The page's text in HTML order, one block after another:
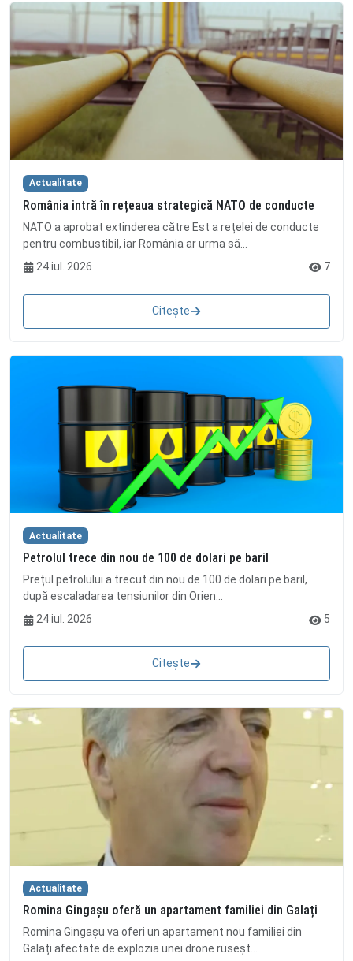
Actualitate
România intră în rețeaua strategică NATO de conducte
NATO a aprobat extinderea către Est a rețelei de conducte
pentru combustibil, iar România ar urma să...
24 iul. 2026
7
Citește
Actualitate
Petrolul trece din nou de 100 de dolari pe baril
Prețul petrolului a trecut din nou de 100 de dolari pe baril,
după escaladarea tensiunilor din Orien...
24 iul. 2026
5
Citește
Actualitate
Romina Gingașu oferă un apartament familiei din Galați
Romina Gingașu va oferi un apartament nou familiei din
Galați afectate de explozia unei drone ruseșt...